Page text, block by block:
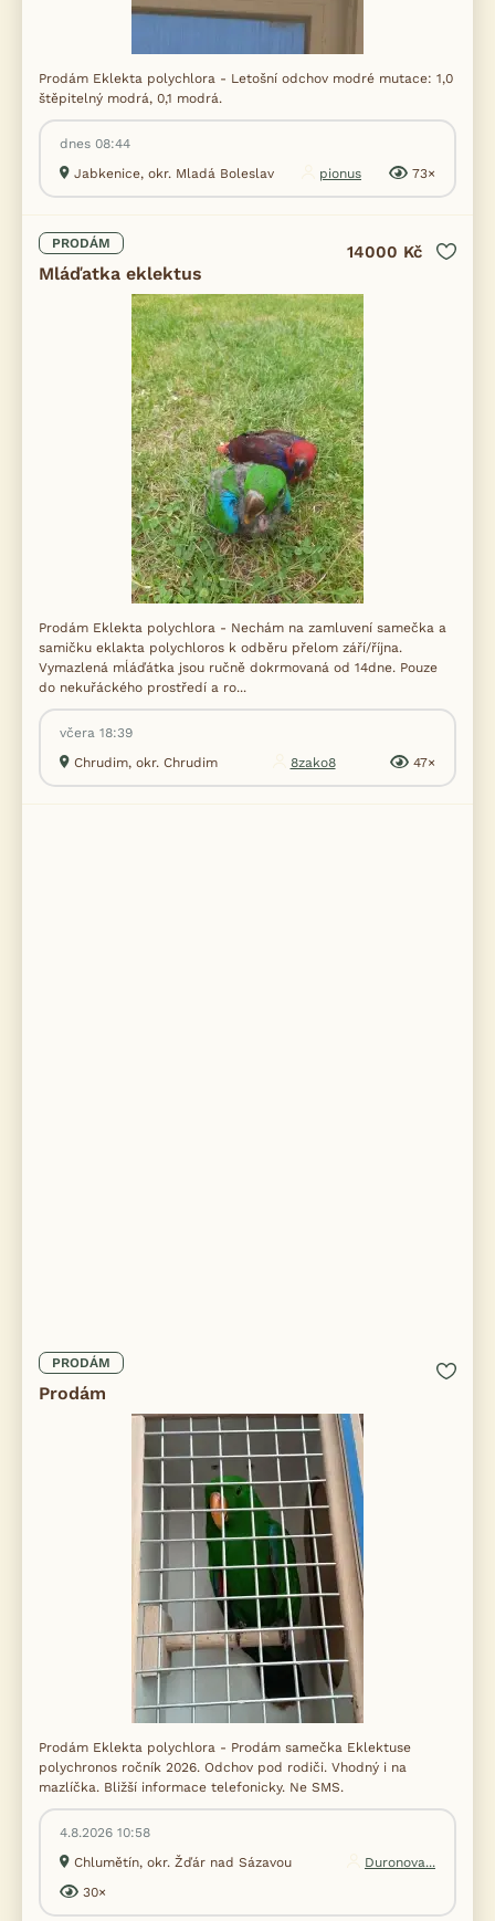
Prodám Eklekta polychlora - Letošní odchov modré mutace: 1,0
štěpitelný modrá, 0,1 modrá.
dnes 08:44
Jabkenice, okr. Mladá Boleslav
pionus 73×
PRODÁM
Mláďatka eklektus
14000 Kč
Prodám Eklekta polychlora - Nechám na zamluvení samečka a
samičku eklakta polychloros k odběru přelom září/října.
Vymazlená mĺáďátka jsou ručně dokrmovaná od 14dne. Pouze
do nekuřáckého prostředí a ro...
včera 18:39
Chrudim, okr. Chrudim
8zako8 47×
PRODÁM
Prodám
Prodám Eklekta polychlora - Prodám samečka Eklektuse
polychronos ročník 2026. Odchov pod rodiči. Vhodný i na
mazlíčka. Bližší informace telefonicky. Ne SMS.
4.8.2026 10:58
Chlumětín, okr. Žďár nad Sázavou
Duronova...
30×